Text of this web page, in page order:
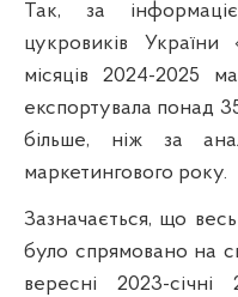
Так, за
цукровиків України
місяців 2024-2025
експортувала понад
більше, ніж за
маркетингового року.
Зазначається, що
було спрямовано на
вересні 2023-